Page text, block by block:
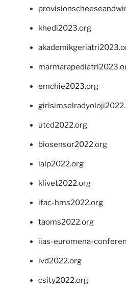
khedi2023.org
emchie2023.org
utcd2022.org
biosensor2022.org
ialp2022.org
klivet2022.org
ifac-hms2022.org
taoms2022.org
iias-euromena-
ivd2022.org
csity2022.org